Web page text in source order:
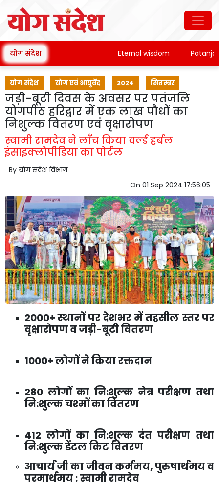
योग संदेश Eternal wisdom Patanjali's
योग संदेश योग एवं आयुर्वेद 2024 सितम्बर
जड़ी-बूटी दिवस के अवसर पर पतंजलि
योगपीठ हरिद्वार में एक लाख पौधों का
निशुल्क वितरण एवं वृक्षारोपण
स्वामी रामदेव ने लाँच किया वर्ल्ड हर्बल
इंसाइक्लोपीडिया का पोर्टल
By योग संदेश विभाग
On 01 Sep 2024 17:56:05
2000+ स्थानों पर देशभर में तहसील स्तर पर
वृक्षारोपण व जड़ी-बूटी वितरण
1000+ लोगों ने किया रक्तदान
280 लोगों का नि:शुल्क नेत्र परीक्षण तथा
नि:शुल्क चश्मों का वितरण
412 लोगों का नि:शुल्क दंत परीक्षण तथा
नि:शुल्क डेंटल किट वितरण
आचार्य जी का जीवन कर्ममय, पुरुषार्थमय व
परमार्थमय : स्वामी रामदेव